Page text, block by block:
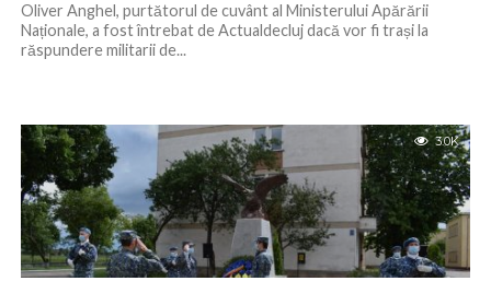
Oliver Anghel, purtătorul de cuvânt al Ministerului Apărării
Naționale, a fost întrebat de Actualdecluj dacă vor fi trași la
răspundere militarii de...
3.0K